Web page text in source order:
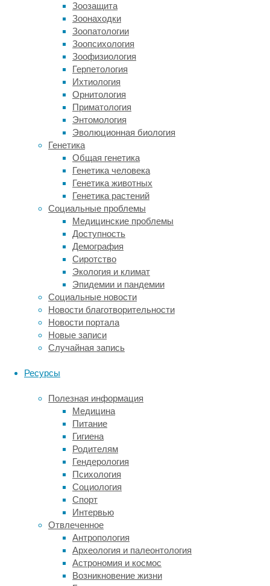
Зоозащита
Зоонаходки
Зоопатологии
Зоопсихология
Зоофизиология
Герпетология
Ихтиология
Орнитология
Приматология
Энтомология
Эволюционная биология
Генетика
Общая генетика
Генетика человека
Генетика животных
Генетика растений
Социальные проблемы
Медицинские проблемы
Доступность
Демография
Сиротство
Экология и климат
Эпидемии и пандемии
Социальные новости
Новости благотворительности
Новости портала
Новые записи
Случайная запись
Ресурсы
Полезная информация
Медицина
Питание
Гигиена
Родителям
Гендерология
Психология
Социология
Спорт
Интервью
Отвлеченное
Антропология
Археология и палеонтология
Астрономия и космос
Возникновение жизни
разнообразные
проблемы
со
здоровьем.
Известно,
что
начало
менопаузы
большой
степени
зависит
от
наследственности.
То
есть
если
взять
двух
женщин,
которых
она
началась
в
разном
возрасте,
эту
более
чем
наполовину
можно
отнести
на
счёт
генов,
доставшихся
от
родителей.
Есть
исследования,
которых